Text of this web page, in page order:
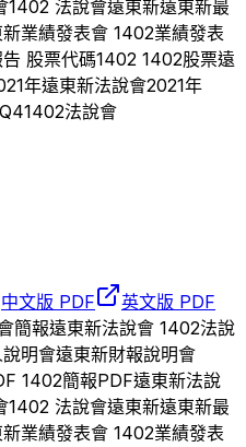
1402 法說會遠東新遠東新最
業績發表會 1402業績發表
股票代碼1402 1402股票遠
年遠東新法說會2021年
41402法說會
中文版 PDF
英文版 PDF
簡報遠東新法說會 1402法說
明會遠東新財報說明會
1402簡報PDF遠東新法說
1402 法說會遠東新遠東新最
業績發表會 1402業績發表